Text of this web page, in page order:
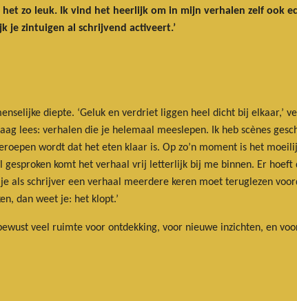
zo leuk. Ik vind het heerlijk om in mijn verhalen zelf ook
je zintuigen al schrijvend activeert.’
diepte. ‘Geluk en verdriet liggen heel dicht bij elkaar,’
lees: verhalen die je helemaal meeslepen. Ik heb scènes
wordt dat het eten klaar is. Op zo’n moment is het
komt het verhaal vrij letterlijk bij me binnen. Er
als schrijver een verhaal meerdere keren moet teruglezen
dan weet je: het klopt.’
veel ruimte voor ontdekking, voor nieuwe inzichten, en